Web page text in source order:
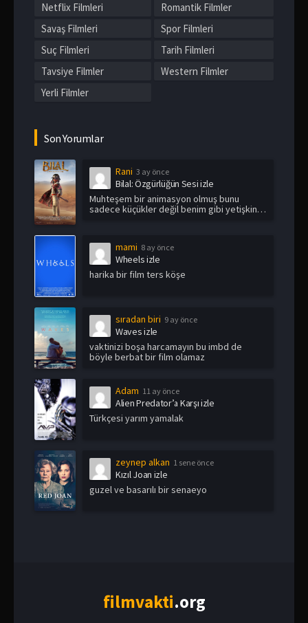
Netflix Filmleri
Romantik Filmler
Savaş Filmleri
Spor Filmleri
Suç Filmleri
Tarih Filmleri
Tavsiye Filmler
Western Filmler
Yerli Filmler
Son Yorumlar
Rani 3 ay önce
Bilal: Özgürlüğün Sesi izle
Muhteşem bir animasyon olmuş bunu
sadece küçükler değil benim gibi yetişkin
mami 8 ay önce
Wheels izle
harika bir film ters köşe
sıradan biri 9 ay önce
Waves izle
vaktinizi boşa harcamayın bu imbd de
böyle berbat bir film olamaz
Adam 11 ay önce
Alien Predator’a Karşı izle
Türkçesi yarım yamalak
zeynep alkan 1 sene önce
Kızıl Joan izle
guzel ve basarılı bir senaeyo
filmvakti.org